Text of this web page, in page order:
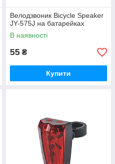
Велодзвоник Bicycle Speaker
JY-575J на батарейках
В наявності
55 ₴
Купити